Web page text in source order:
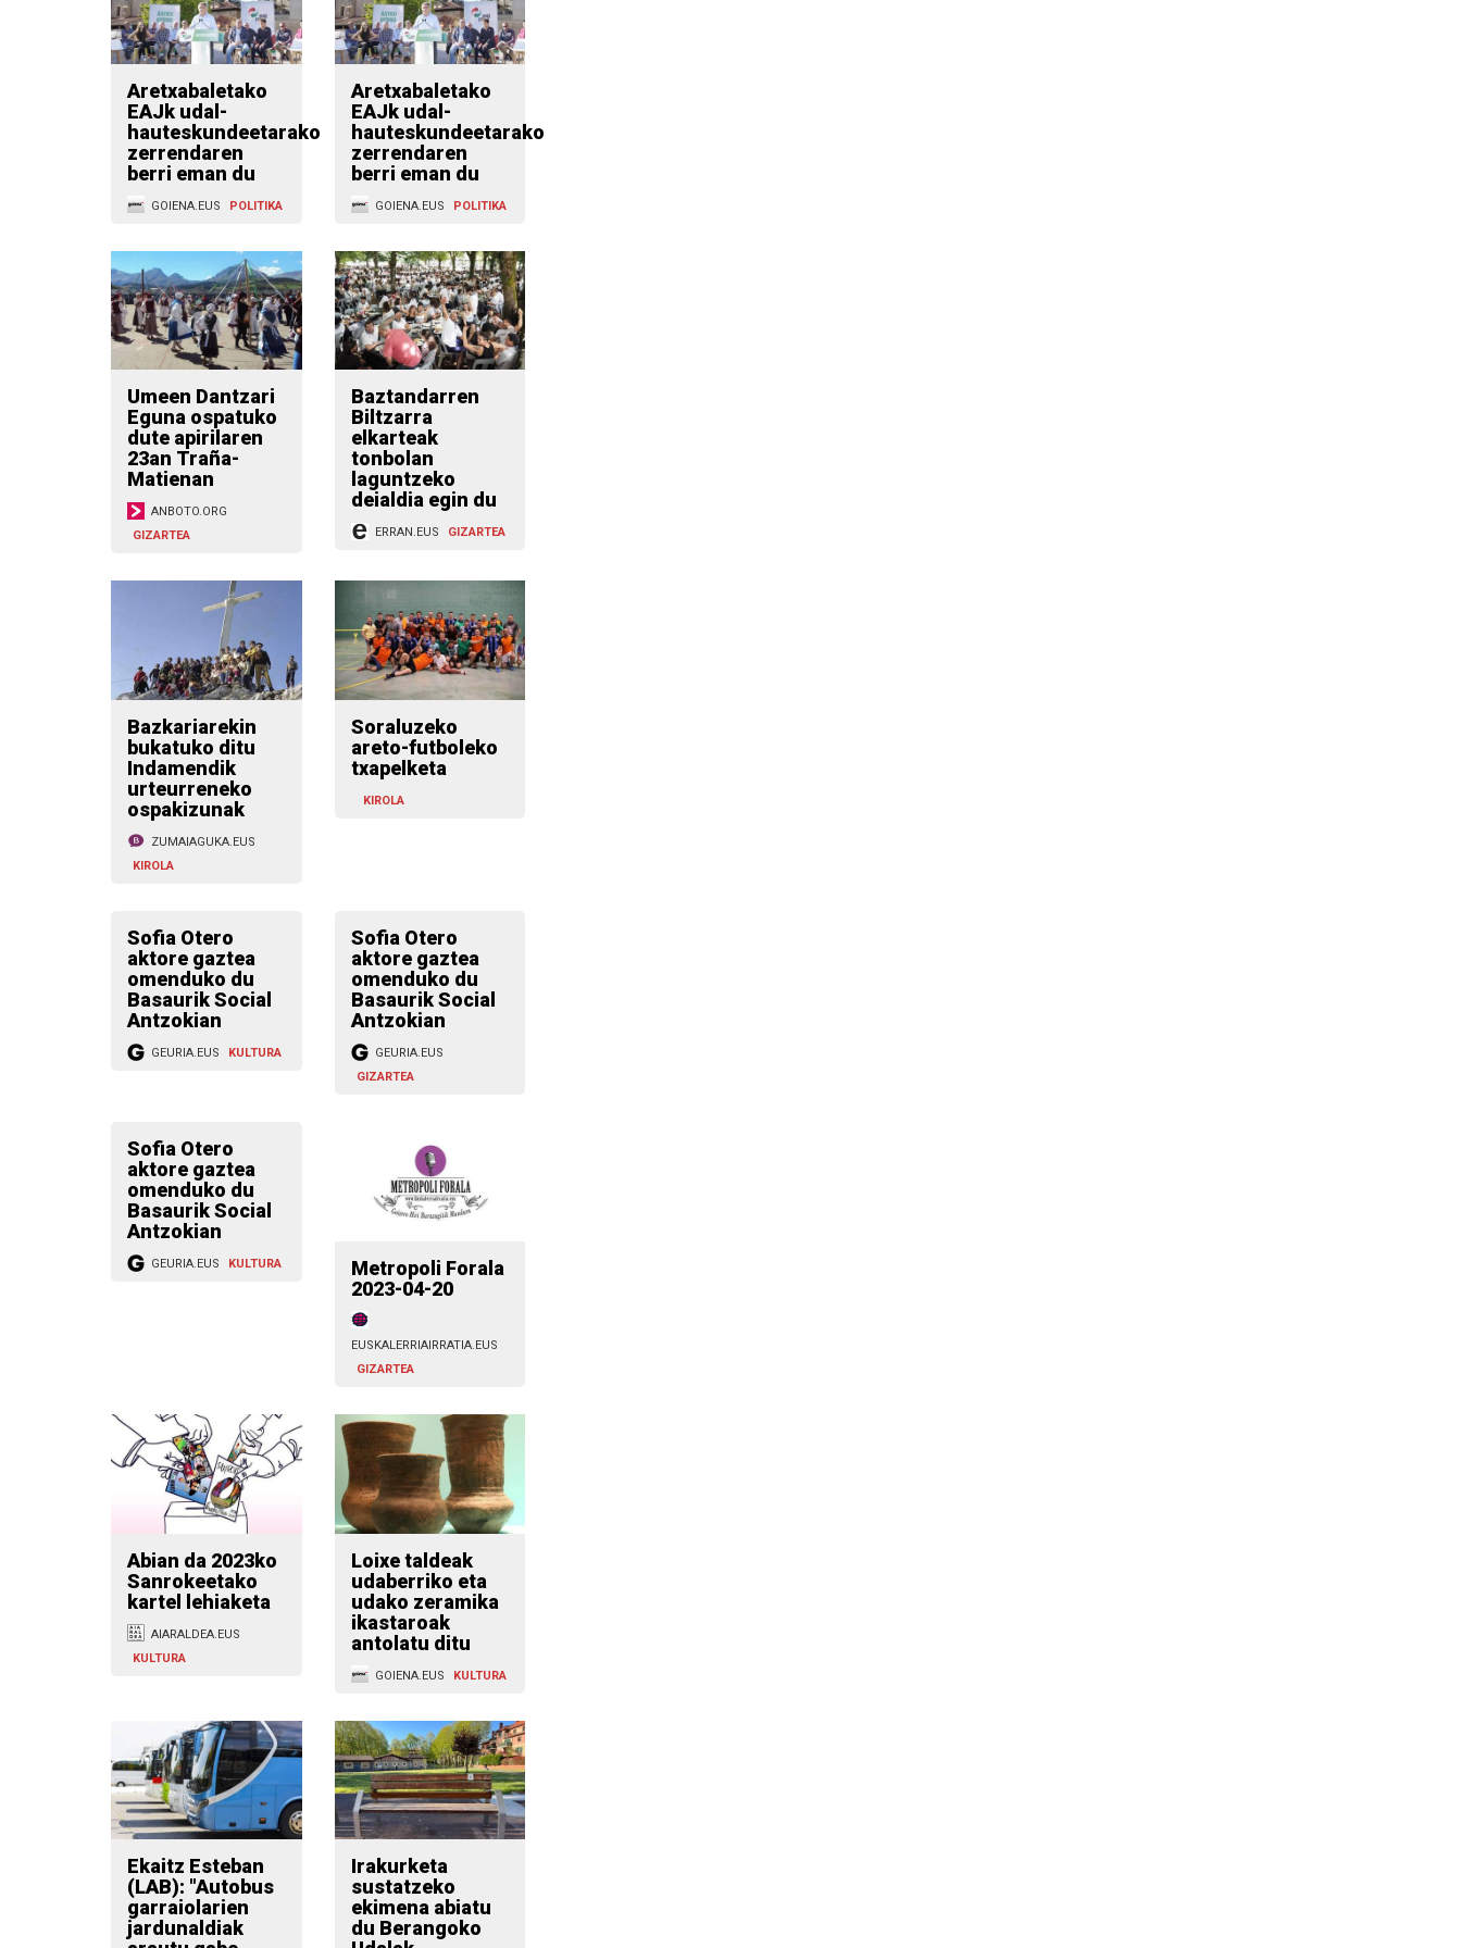
Aretxabaletako
EAJk udal-
hauteskundeetarako
zerrendaren
berri eman du
GOIENA.EUS POLITIKA
Aretxabaletako
EAJk udal-
hauteskundeetarako
zerrendaren
berri eman du
GOIENA.EUS POLITIKA
Umeen Dantzari
Eguna ospatuko
dute apirilaren
23an Traña-
Matienan
ANBOTO.ORG
GIZARTEA
Baztandarren
Biltzarra
elkarteak
tonbolan
laguntzeko
deialdia egin du
ERRAN.EUS GIZARTEA
Bazkariarekin
bukatuko ditu
Indamendik
urteurreneko
ospakizunak
ZUMAIAGUKA.EUS
KIROLA
Soraluzeko
areto-futboleko
txapelketa
KIROLA
Sofia Otero
aktore gaztea
omenduko du
Basaurik Social
Antzokian
GEURIA.EUS KULTURA
Sofia Otero
aktore gaztea
omenduko du
Basaurik Social
Antzokian
GEURIA.EUS
GIZARTEA
Sofia Otero
aktore gaztea
omenduko du
Basaurik Social
Antzokian
GEURIA.EUS KULTURA
Metropoli Forala
2023-04-20
EUSKALERRIAIRRATIA.EUS
GIZARTEA
Abian da 2023ko
Sanrokeetako
kartel lehiaketa
AIARALDEA.EUS
KULTURA
Loixe taldeak
udaberriko eta
udako zeramika
ikastaroak
antolatu ditu
GOIENA.EUS KULTURA
Ekaitz Esteban
(LAB): "Autobus
garraiolarien
jardunaldiak
Irakurketa
sustatzeko
ekimena abiatu
du Berangoko